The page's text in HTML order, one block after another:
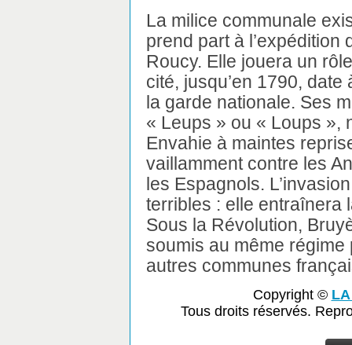
La milice communale
prend part à
Roucy. Elle jouera un
cité, jusqu’en 1790,
la garde nationale. Ses
« Leups » ou « Loups »,
Envahie à maintes
vaillamment contre les
les Espagnols.
terribles : elle entraînera
Sous la Révolution,
soumis au même
autres communes
Copyright ©
Tous droits réservés.